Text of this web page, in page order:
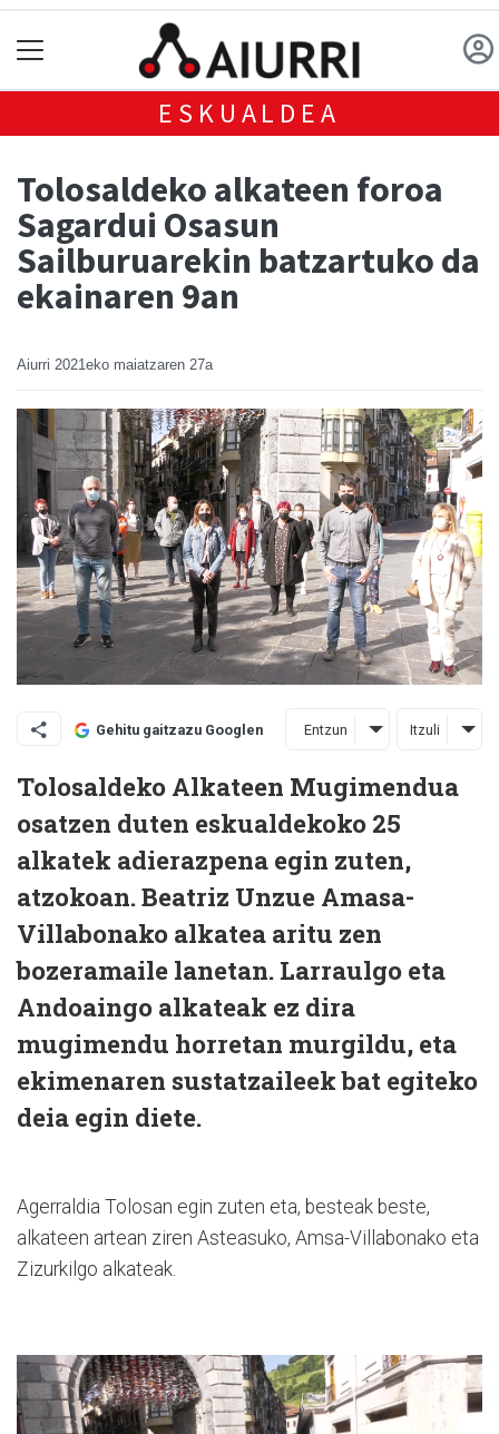
ESKUALDEA
Tolosaldeko alkateen foroa
Sagardui Osasun
Sailburuarekin batzartuko da
ekainaren 9an
Aiurri 2021eko maiatzaren 27a
Gehitu gaitzazu Googlen Entzun Itzuli
Tolosaldeko Alkateen Mugimendua
osatzen duten eskualdekoko 25
alkatek adierazpena egin zuten,
atzokoan. Beatriz Unzue Amasa-
Villabonako alkatea aritu zen
bozeramaile lanetan. Larraulgo eta
Andoaingo alkateak ez dira
mugimendu horretan murgildu, eta
ekimenaren sustatzaileek bat egiteko
deia egin diete.
Agerraldia Tolosan egin zuten eta, besteak beste,
alkateen artean ziren Asteasuko, Amsa-Villabonako eta
Zizurkilgo alkateak.